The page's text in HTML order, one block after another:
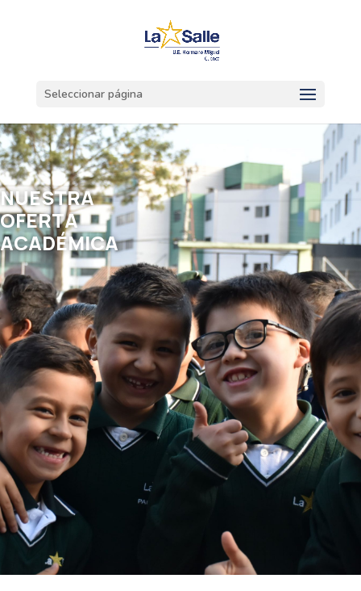
Seleccionar página
NUESTRA
OFERTA
ACADÉMICA